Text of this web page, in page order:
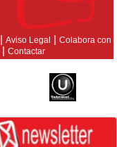
| Aviso Legal | Colabora con
| Contactar